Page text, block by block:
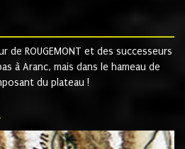
de ROUGEMONT et des successeurs
à Aranc, mais dans le hameau de
du plateau !